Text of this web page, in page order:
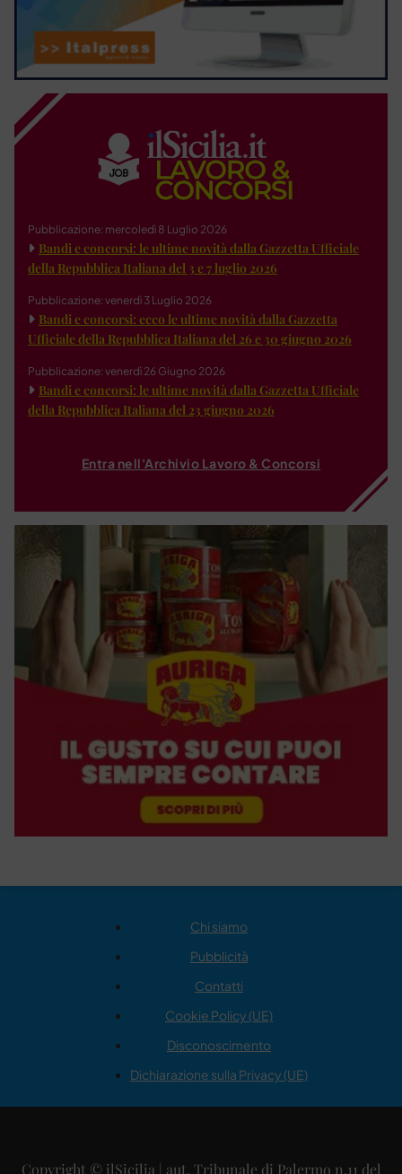
Pubblicazione: mercoledì 8 Luglio 2026
Bandi e concorsi: le ultime novità dalla Gazzetta Ufficiale
della Repubblica Italiana del 3 e 7 luglio 2026
Pubblicazione: venerdì 3 Luglio 2026
Bandi e concorsi: ecco le ultime novità dalla Gazzetta
Ufficiale della Repubblica Italiana del 26 e 30 giugno 2026
Pubblicazione: venerdì 26 Giugno 2026
Bandi e concorsi: le ultime novità dalla Gazzetta Ufficiale
della Repubblica Italiana del 23 giugno 2026
Entra nell'Archivio Lavoro & Concorsi
Chi siamo
Pubblicità
Contatti
Cookie Policy (UE)
Disconoscimento
Dichiarazione sulla Privacy (UE)
Copyright © ilSicilia | aut. Tribunale di Palermo n.11 del